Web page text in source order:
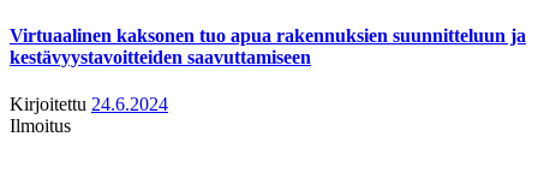
Virtuaalinen kaksonen tuo apua rakennuksien suunnitteluun ja
kestävyystavoitteiden saavuttamiseen
Kirjoitettu 24.6.2024
Ilmoitus